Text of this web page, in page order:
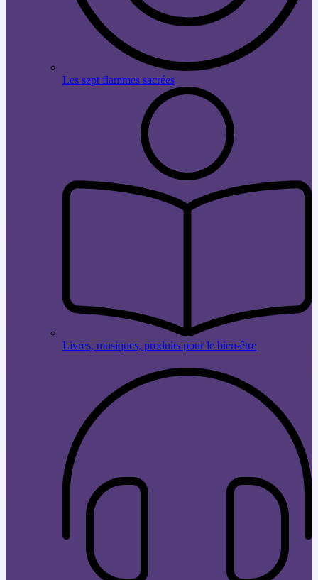
Les sept flammes sacrées
Livres, musiques, produits pour le bien-être